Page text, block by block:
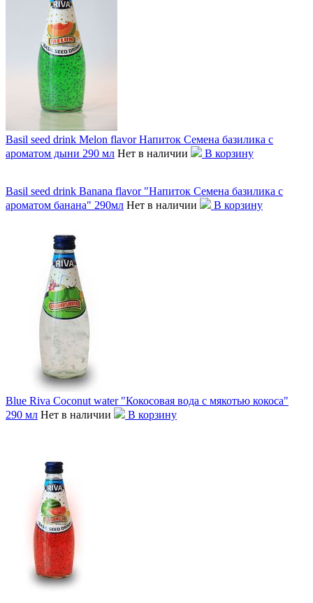
Basil seed drink Melon flavor Напиток Семена базилика с
ароматом дыни 290 мл Нет в наличии В корзину
Basil seed drink Banana flavor "Напиток Семена базилика с
ароматом банана" 290мл Нет в наличии В корзину
Blue Riva Coconut water "Кокосовая вода с мякотью кокоса"
290 мл Нет в наличии В корзину